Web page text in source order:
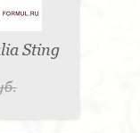
Sting